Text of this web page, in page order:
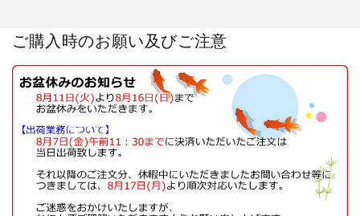
ご購入時のお願い及びご注意